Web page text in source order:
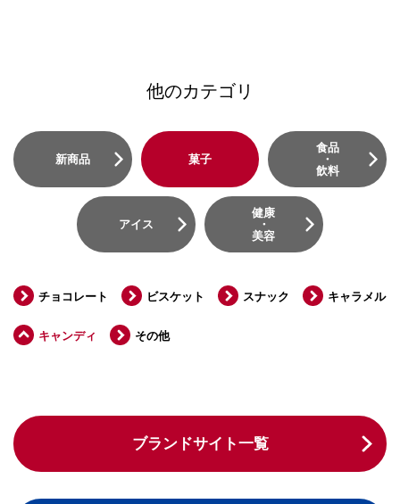
他のカテゴリ
新商品 菓子
食品
・
飲料
アイス
健康
・
美容
チョコレート ビスケット スナック キャラメル
キャンディ その他
ブランドサイト一覧